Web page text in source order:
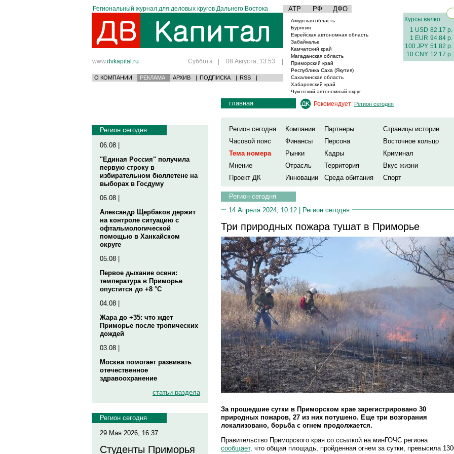
Региональный журнал для деловых кругов Дальнего Востока АТР РФ ДФО
www.dvkapital.ru Суббота | 08 Августа, 13:53 |
О КОМПАНИИ РЕКЛАМА АРХИВ | ПОДПИСКА | RSS |
Амурская область
Бурятия
Еврейская автономная область
Забайкалье
Камчатский край
Магаданская область
Приморский край
Республика Саха (Якутия)
Сахалинская область
Хабаровский край
Чукотский автономный округ
Курсы валют
1 USD 82.17 р.
1 EUR 94.84 р.
100 JPY 51.82 р.
10 CNY 12.17 р.
Регион сегодня
06.08 |
"Единая Россия" получила
первую строку в
избирательном бюллетене на
выборах в Госдуму
06.08 |
Александр Щербаков держит
на контроле ситуацию с
офтальмологической
помощью в Ханкайском
округе
05.08 |
Первое дыхание осени:
температура в Приморье
опустится до +8 °C
04.08 |
Жара до +35: что ждет
Приморье после тропических
дождей
03.08 |
Москва помогает развивать
отечественное
здравоохранение
статьи раздела
Регион сегодня
29 Мая 2026, 16:37
Студенты Приморья
главная Рекомендует: Регион сегодня
Регион сегодня Компании Партнеры
Страницы истории
Часовой пояс
Финансы Персона
Восточное кольцо
Тема номера
Рынки Кадры
Криминал
Мнение
Отрасль Территория
Вкус жизни
Проект ДК
Инновации Среда обитания Спорт
Регион сегодня
14 Апреля 2024, 10:12 | Регион сегодня
Три природных пожара тушат в Приморье
За прошедшие сутки в Приморском крае зарегистрировано 30
природных пожаров, 27 из них потушено. Еще три возгорания
локализовано, борьба с огнем продолжается.
Правительство Приморского края со ссылкой на минГОЧС региона
сообщает, что общая площадь, пройденная огнем за сутки, превысила